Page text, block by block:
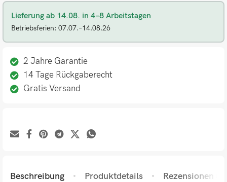
Lieferung ab 14.08. in 4–8 Arbeitstagen
Betriebsferien: 07.07.–14.08.26
2 Jahre Garantie
14 Tage Rückgaberecht
Gratis Versand
Beschreibung Produktdetails Rezensionen (0)